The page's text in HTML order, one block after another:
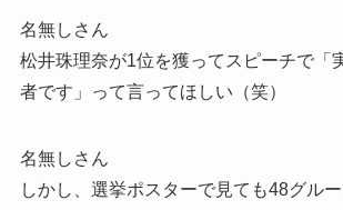
名無しさん
松井珠理奈が1位を獲ってスピーチで「
者です」って言ってほしい（笑）
名無しさん
しかし、選挙ポスターで見ても48グル